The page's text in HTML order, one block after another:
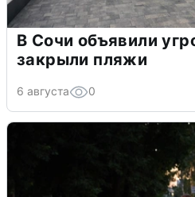
В Сочи объявили
закрыли пляжи
6 августа 0